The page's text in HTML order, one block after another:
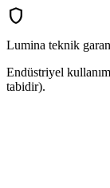
shield
Lumina teknik
Endüstriyel
tabidir).